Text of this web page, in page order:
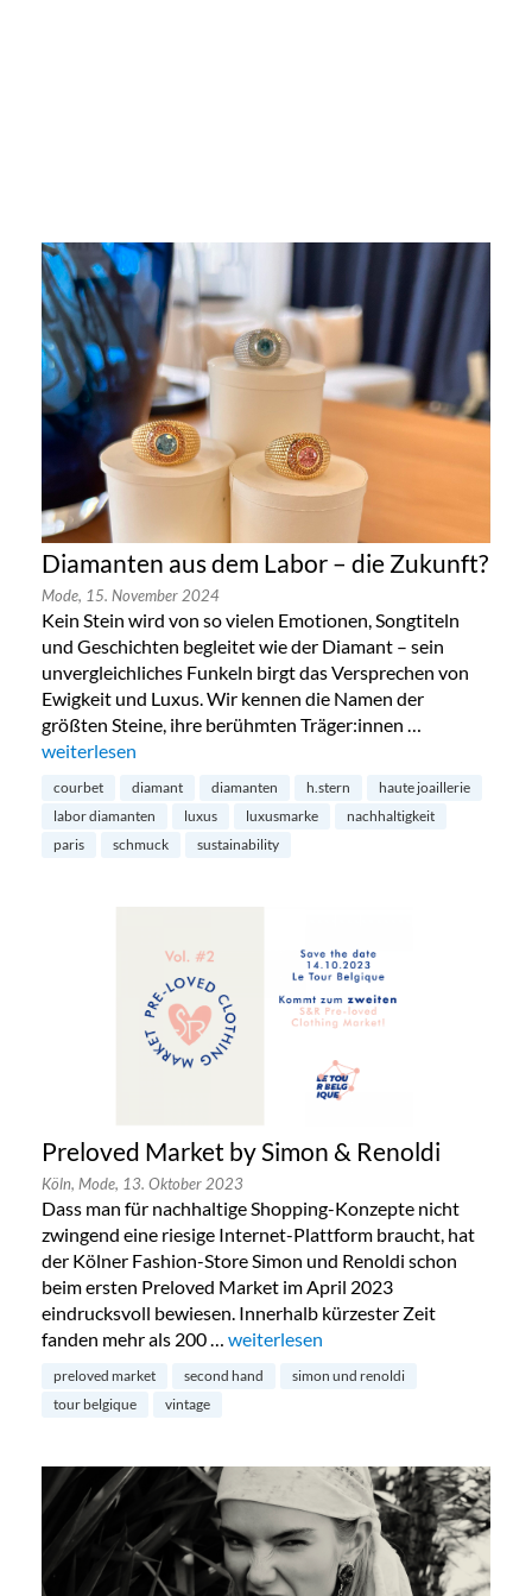
Diamanten aus dem Labor – die Zukunft?
Mode, 15. November 2024
Kein Stein wird von so vielen Emotionen, Songtiteln
und Geschichten begleitet wie der Diamant – sein
unvergleichliches Funkeln birgt das Versprechen von
Ewigkeit und Luxus. Wir kennen die Namen der
größten Steine, ihre berühmten Träger:innen …
„Diamanten aus dem Labor – die Zukunft?“
weiterlesen
courbet diamant diamanten h.stern
haute joaillerie
labor diamanten
luxus luxusmarke
nachhaltigkeit
paris
schmuck sustainability
Preloved Market by Simon & Renoldi
Köln, Mode, 13. Oktober 2023
Dass man für nachhaltige Shopping-Konzepte nicht
zwingend eine riesige Internet-Plattform braucht, hat
der Kölner Fashion-Store Simon und Renoldi schon
beim ersten Preloved Market im April 2023
eindrucksvoll bewiesen. Innerhalb kürzester Zeit
fanden mehr als 200 … „Preloved Market by Simon &
weiterlesen
preloved market second hand
simon und renoldi
tour belgique
vintage